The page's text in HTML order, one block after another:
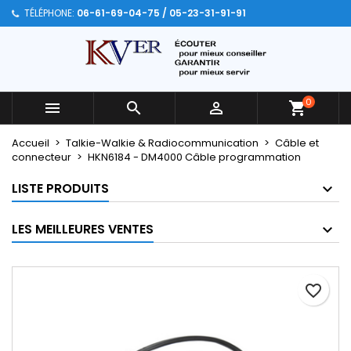
TÉLÉPHONE: 06-61-69-04-75 / 05-23-31-91-91
   0
Accueil Talkie-Walkie & Radiocommunication
Câble et
connecteur
HKN6184 - DM4000 Câble programmation
LISTE PRODUITS
LES MEILLEURES VENTES
favorite_border
Mes listes ×
Créer une nouvelle liste
Créer une liste d'envies ×
Annuler Créer une liste d'envies
Connexion ×
Vous devez être connecté pour ajouter des produits